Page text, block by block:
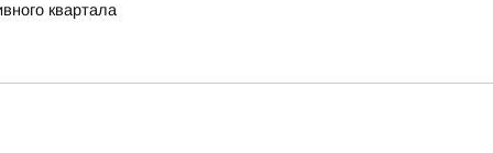
квартала